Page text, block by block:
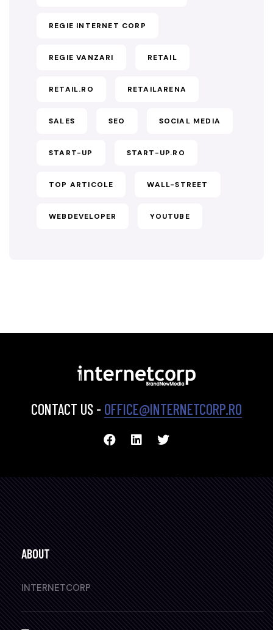
REGIE INTERNET CORP
REGIE VANZARI RETAIL
RETAIL.RO RETAILARENA
SALES SEO SOCIAL MEDIA
START-UP START-UP.RO
TOP ARTICOLE WALL-STREET
WEBDEVELOPER YOUTUBE
CONTACT US - OFFICE@INTERNETCORP.RO
ABOUT
INTERNETCORP